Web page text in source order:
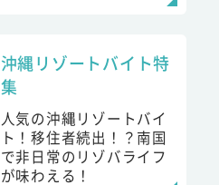
沖縄リゾートバイト特
集
人気の沖縄リゾートバイ
ト！移住者続出！？南国
で非日常のリゾバライフ
が味わえる！